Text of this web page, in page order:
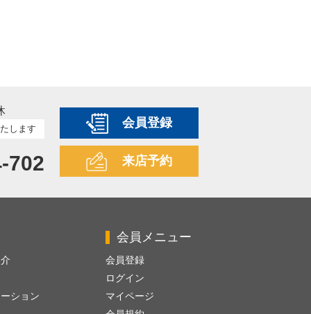
します
702
会員登録
来店予約
ション
会員メニュー
会員登録
ログイン
マイページ